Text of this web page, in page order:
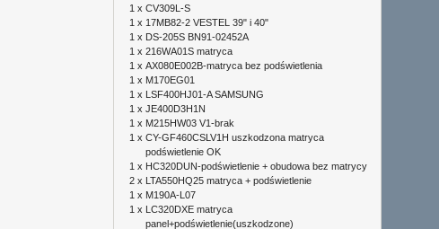
1 x CV309L-S
1 x 17MB82-2 VESTEL 39" i 40"
1 x DS-205S BN91-02452A
1 x 216WA01S matryca
1 x AX080E002B-matryca bez podświetlenia
1 x M170EG01
1 x
LSF400HJ01-A SAMSUNG
1 x JE400D3H1N
1 x M215HW03 V1-brak
1 x CY-GF460CSLV1H uszkodzona matryca
podświetlenie OK
1 x HC320DUN-podświetlenie + obudowa bez matrycy
2 x
LTA550HQ25 matryca + podświetlenie
1 x M190A-L07
1 x
LC320DXE matryca
panel+podświetlenie(uszkodzone)